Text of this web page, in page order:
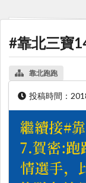
#靠北三寶
靠北跑跑
投稿時間：